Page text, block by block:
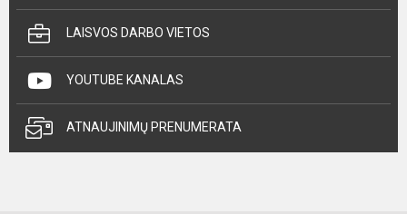
LAISVOS DARBO VIETOS
YOUTUBE KANALAS
ATNAUJINIMŲ PRENUMERATA